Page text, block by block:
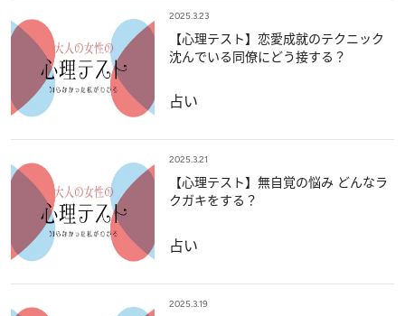
2025.3.23
【心理テスト】恋愛成就のテクニック
沈んでいる同僚にどう接する？
占い
2025.3.21
【心理テスト】無自覚の悩み どんなラ
クガキをする？
占い
2025.3.19